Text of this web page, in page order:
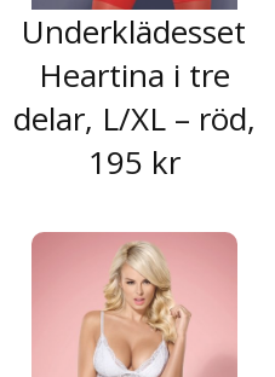
Underklädesset
Heartina i tre
delar, L/XL – röd,
195 kr